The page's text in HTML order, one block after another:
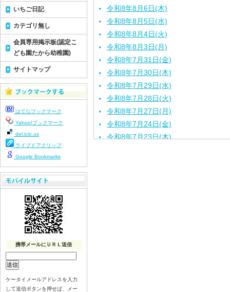
令和8年8月6日(木)
令和8年8月5日(水)
令和8年8月4日(火)
令和8年8月3日(月)
令和8年7月31日(金)
令和8年7月30日(木)
令和8年7月29日(水)
令和8年7月28日(火)
令和8年7月27日(月)
令和8年7月24日(金)
令和8年7月23日(木)
いちご日記
カテゴリ無し
会員専用掲示板(認定こ
ども園たから幼稚園)
サイトマップ
はてなブックマーク
Yahoo!ブックマーク
del.icio.us
ライブドアクリップ
Google Bookmarks
携帯メールにＵＲＬ送信
ケータイメールアドレスを入力
して送信ボタンを押せば、メー